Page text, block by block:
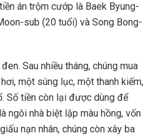
án trộm cướp là Baek Byung-
sub (20 tuổi) và Song Bong-
Sau nhiều tháng, chúng mua
một súng lục, một thanh kiếm,
Số tiền còn lại được dùng để
ngôi nhà biệt lập màu hồng, vốn
nạn nhân, chúng còn xây ba